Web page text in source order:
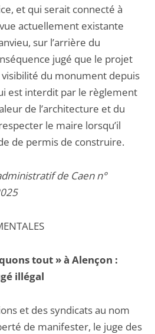
et qui serait connecté à
actuellement existante
sur l’arrière du
jugé que le projet
du monument depuis
est interdit par le règlement
de l’architecture et du
le maire lorsqu’il
de permis de construire.
de Caen n°
tout » à Alençon :
illégal
et des syndicats au nom
de manifester, le juge des